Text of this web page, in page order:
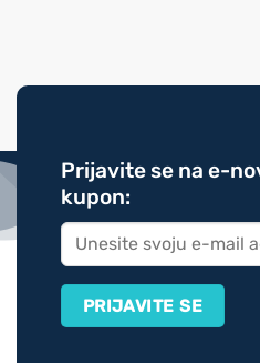
Prijavite se na e-
kupon: